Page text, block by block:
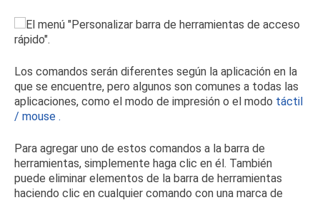
Los comandos serán diferentes según la aplicación en la
que se encuentre, pero algunos son comunes a todas las
aplicaciones, como el modo de impresión o el modo táctil
/ mouse .
Para agregar uno de estos comandos a la barra de
herramientas, simplemente haga clic en él. También
puede eliminar elementos de la barra de herramientas
haciendo clic en cualquier comando con una marca de